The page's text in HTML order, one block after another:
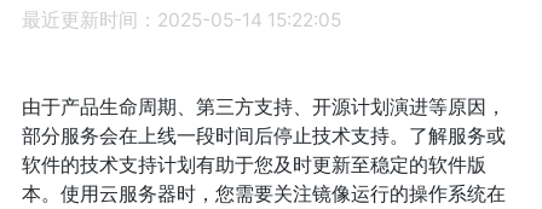
最近更新时间：2025-05-14 15:22:05
由于产品生命周期、第三方支持、开源计划演进等原因，
部分服务会在上线一段时间后停止技术支持。了解服务或
软件的技术支持计划有助于您及时更新至稳定的软件版
本。使用云服务器时，您需要关注镜像运行的操作系统在